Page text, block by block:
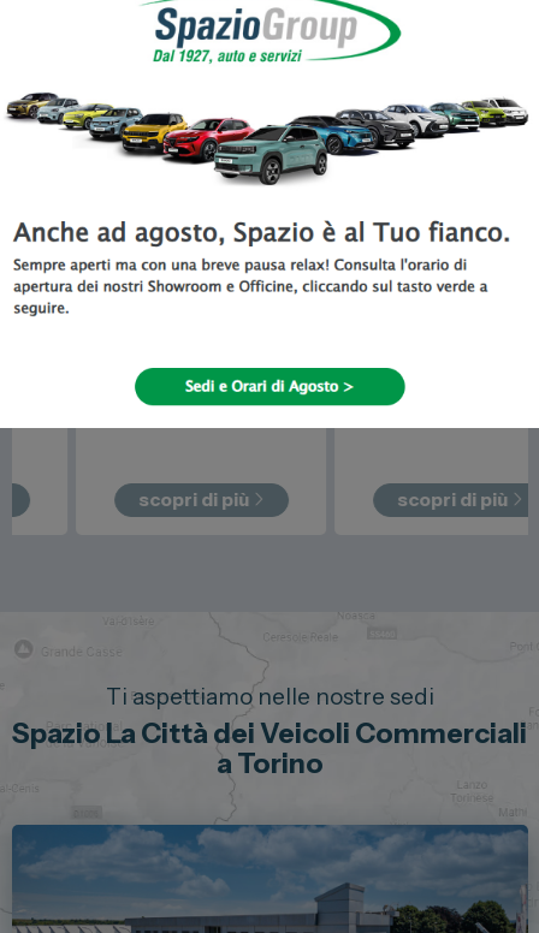
Tutta la gamma Veicoli Commerciali
disponibile da Spazio a Torino
promo in corso!
scopri di più
Verso
da21.230
scopri di più
Ti aspettiamo nelle nostre sedi
Spazio La Città dei Veicoli Commerciali
a Torino